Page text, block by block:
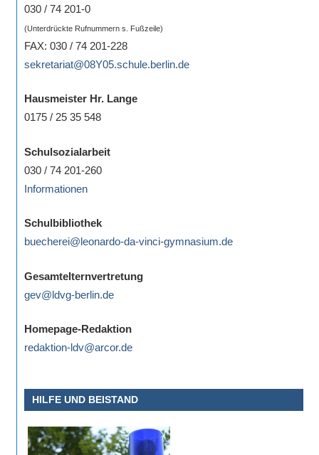
030 / 74 201-0
(Unterdrückte Rufnummern s. Fußzeile)
FAX: 030 / 74 201-228
sekretariat@08Y05.schule.berlin.de
Hausmeister Hr. Lange
0175 / 25 35 548
Schulsozialarbeit
030 / 74 201-260
Informationen
Schulbibliothek
buecherei@leonardo-da-vinci-gymnasium.de
Gesamtelternvertretung
gev@ldvg-berlin.de
Homepage-Redaktion
redaktion-ldv@arcor.de
HILFE UND BEISTAND